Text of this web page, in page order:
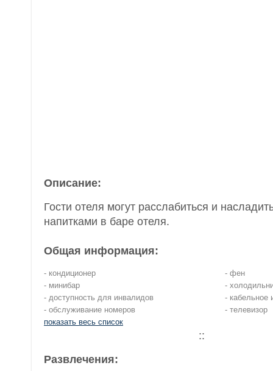
Описание:
Гости отеля могут расслабиться и
напитками в баре отеля.
Общая информация:
- кондиционер
- минибар
- доступность для инвалидов
- обслуживание номеров
показать весь список
- фен
-
- кабельное
- телевизор
::
Развлечения: